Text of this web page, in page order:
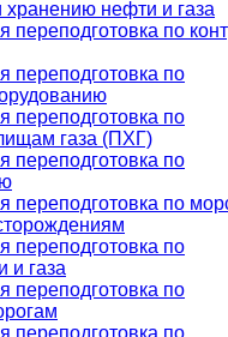
хранению нефти и газа
переподготовка по
переподготовка по
переподготовка по
газа (ПХГ)
переподготовка по
переподготовка по
переподготовка по
и газа
переподготовка по
переподготовка по